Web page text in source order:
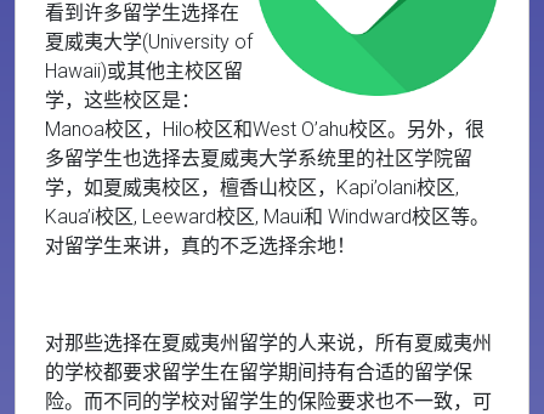
看到许多留学生选择在
夏威夷大学(University of
Hawaii)或其他主校区留
学，这些校区是：
Manoa校区，Hilo校区和West O’ahu校区。另外，很
多留学生也选择去夏威夷大学系统里的社区学院留
学，如夏威夷校区，檀香山校区，Kapi’olani校区,
Kaua’i校区, Leeward校区, Maui和 Windward校区等。
对留学生来讲，真的不乏选择余地！
对那些选择在夏威夷州留学的人来说，所有夏威夷州
的学校都要求留学生在留学期间持有合适的留学保
险。而不同的学校对留学生的保险要求也不一致，可